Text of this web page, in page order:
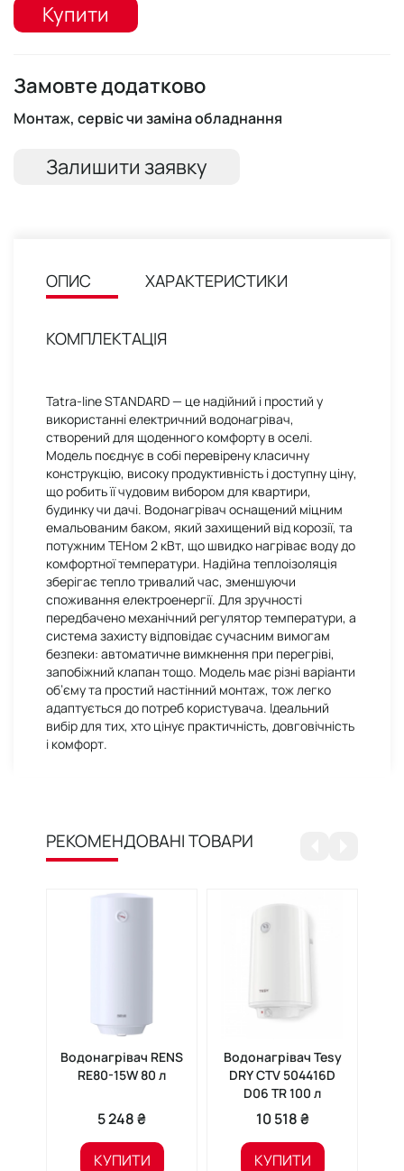
Купити
Замовте додатково
Монтаж, сервіс чи заміна обладнання
Залишити заявку
ОПИС ХАРАКТЕРИСТИКИ
КОМПЛЕКТАЦІЯ
Tatra-line STANDARD — це надійний і простий у
використанні електричний водонагрівач,
створений для щоденного комфорту в оселі.
Модель поєднує в собі перевірену класичну
конструкцію, високу продуктивність і доступну ціну,
що робить її чудовим вибором для квартири,
будинку чи дачі. Водонагрівач оснащений міцним
емальованим баком, який захищений від корозії, та
потужним ТЕНом 2 кВт, що швидко нагріває воду до
комфортної температури. Надійна теплоізоляція
зберігає тепло тривалий час, зменшуючи
споживання електроенергії. Для зручності
передбачено механічний регулятор температури, а
система захисту відповідає сучасним вимогам
безпеки: автоматичне вимкнення при перегріві,
запобіжний клапан тощо. Модель має різні варіанти
об’єму та простий настінний монтаж, тож легко
адаптується до потреб користувача. Ідеальний
вибір для тих, хто цінує практичність, довговічність
і комфорт.
РЕКОМЕНДОВАНІ ТОВАРИ
Водонагрівач RENS
RE80-15W 80 л
5 248 ₴
КУПИТИ
Водонагрівач Tesy
DRY CTV 504416D
D06 TR 100 л
10 518 ₴
КУПИТИ